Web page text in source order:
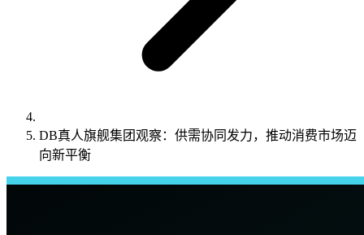
DB真人旗舰集团观察：供需协同发力，推动消费市场迈
向新平衡